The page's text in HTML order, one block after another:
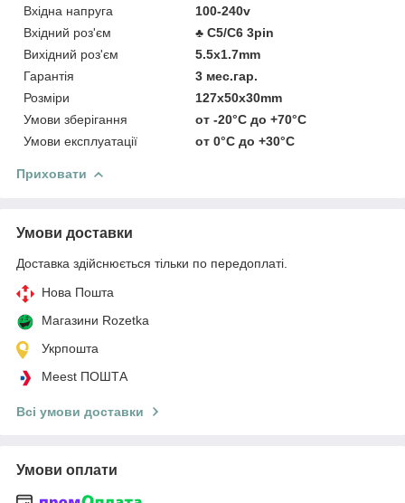
Вхідна напруга
100-240v
Вхідний роз'єм
♣ C5/C6 3pin
Вихідний роз'єм
5.5x1.7mm
Гарантія
3 мес.гар.
Розміри
127x50x30mm
Умови зберігання
от -20°C до +70°C
Умови експлуатації
от 0°C до +30°C
Приховати
Умови доставки
Доставка здійснюється тільки по передоплаті.
Нова Пошта
Магазини Rozetka
Укрпошта
Meest ПОШТА
Всі умови доставки
Умови оплати